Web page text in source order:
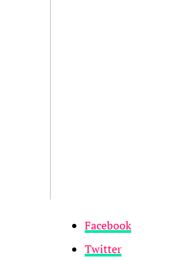
Facebook
Twitter